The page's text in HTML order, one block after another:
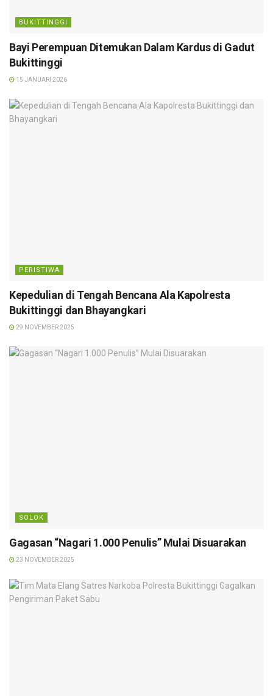
BUKITTINGGI
Bayi Perempuan Ditemukan Dalam Kardus di Gadut
Bukittinggi
15 JANUARI 2026
PERISTIWA
Kepedulian di Tengah Bencana Ala Kapolresta
Bukittinggi dan Bhayangkari
29 NOVEMBER 2025
SOLOK
Gagasan “Nagari 1.000 Penulis” Mulai Disuarakan
23 NOVEMBER 2025